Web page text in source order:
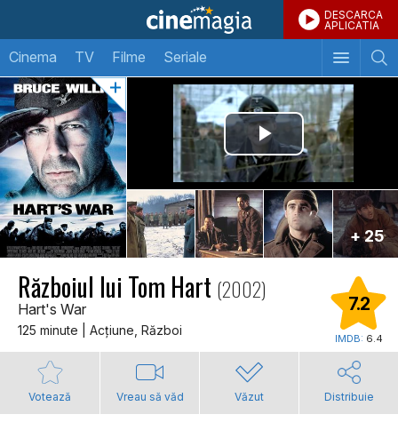
DESCARCA
APLICATIA
Cinema TV Filme Seriale
+ 25
Războiul lui Tom Hart (2002)
Hart's War
125 minute | Acţiune, Război
7.2
IMDB: 6.4
Votează Vreau să văd Văzut Distribuie